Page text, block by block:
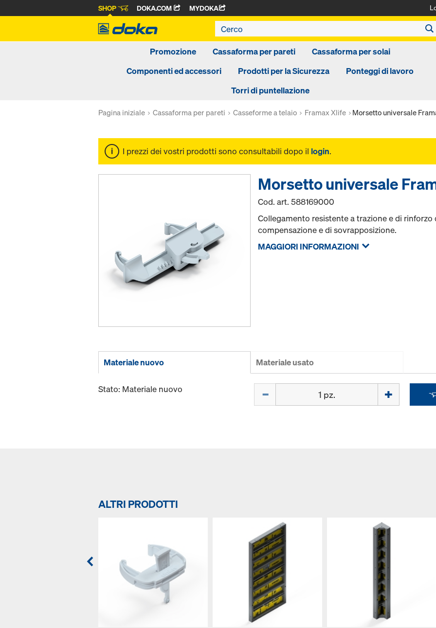
SHOP DOKA.COM MYDOKA
Promozione Cassaforma per pareti
Cassaforma per solai
Componenti ed accessori
Prodotti per la Sicurezza
Ponteggi di lavoro
Torri di puntellazione
Pagina iniziale Cassaforma per pareti Casseforme a telaio Framax Xlife Morsetto universale
I prezzi dei vostri prodotti sono consultabili dopo il login.
Morsetto universale
Cod. art.588169000
Collegamento resistente a trazione e di rinforzo
compensazione e di sovrapposizione.
MAGGIORI INFORMAZIONI
Materiale nuovo Materiale usato
Stato: Materiale nuovo
ALTRI PRODOTTI